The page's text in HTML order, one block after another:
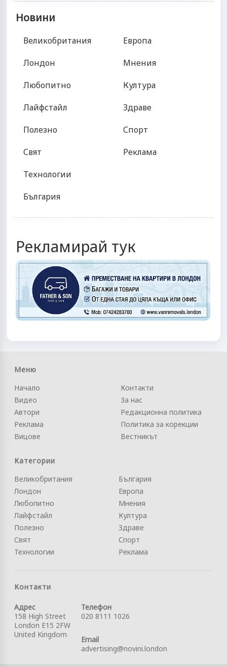
Новини
Великобритания
Лондон
Любопитно
Лайфстайл
Полезно
Свят
Технологии
България
Европа
Мнения
Култура
Здраве
Спорт
Реклама
Рекламирай тук
Меню
Начало
Видео
Автори
Реклама
Вицове
Контакти
За нас
Редакционна политика
Политика за корекции
Вестникът
Категории
Великобритания
Лондон
Любопитно
Лайфстайл
Полезно
Свят
Технологии
България
Европа
Мнения
Култура
Здраве
Спорт
Реклама
Контакти
Адрес
158 High Street
London E15 2FW
United Kingdom
Телефон
020 8111 1026
Email
advertising@novini.london